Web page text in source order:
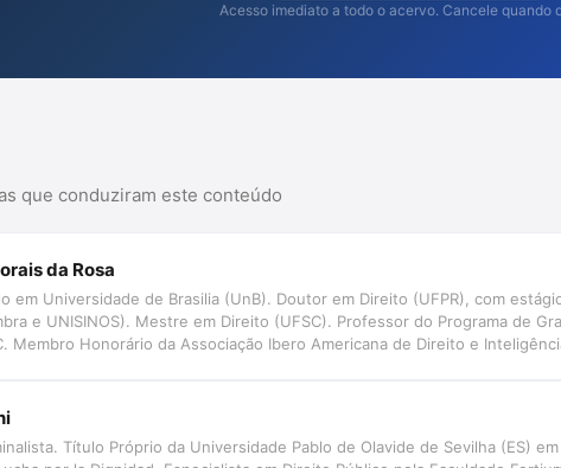
Acesso imediato a todo o acervo. Cancele quando
que conduziram este conteúdo
da Rosa
em Universidade de Brasilia (UnB). Doutor em Direito (UFPR), com
e UNISINOS). Mestre em Direito (UFSC). Professor do Programa de
Membro Honorário da Associação Ibero Americana de Direito e
Título Próprio da Universidade Pablo de Olavide de Sevilha (ES)